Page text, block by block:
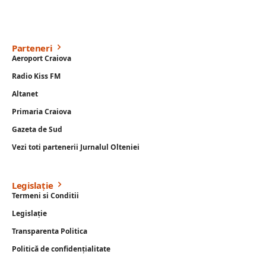
Parteneri
Aeroport Craiova
Radio Kiss FM
Altanet
Primaria Craiova
Gazeta de Sud
Vezi toti partenerii Jurnalul Olteniei
Legislație
Termeni si Conditii
Legislație
Transparenta Politica
Politică de confidențialitate